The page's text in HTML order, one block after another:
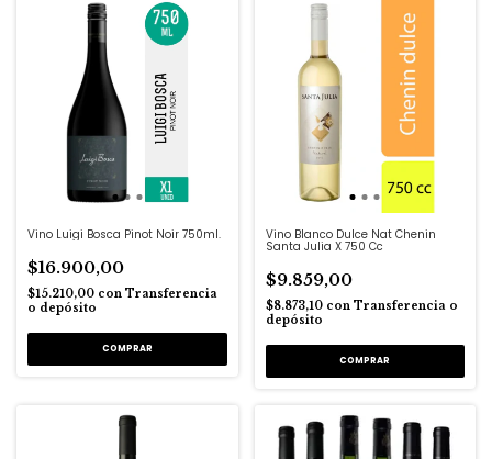
Vino Luigi Bosca Pinot Noir 750ml.
$16.900,00
$15.210,00 con Transferencia
o depósito
Vino Blanco Dulce Nat Chenin
Santa Julia X 750 Cc
$9.859,00
$8.873,10 con Transferencia o
depósito